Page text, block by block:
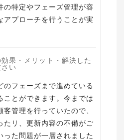
の特定やフェーズ管理が容
アプローチを行うことが実
果・メリット・解決した
い
のフェーズまで進めている
ことができます。今までは
管理を行っていたので、
たリ、更新内容の不備がご
った問題が一層されました